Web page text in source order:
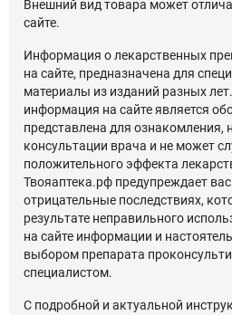
Внешний вид товара может
сайте.
Информация о лекарственных
на сайте, предназначена для
материалы из изданий разных
информация на сайте является
представлена для ознакомления,
консультации врача и не может
положительного эффекта
Твояаптека.рф предупреждает
отрицательные последствиях,
результате неправильного
на сайте информации и
выбором препарата
специалистом.
С подробной и актуальной